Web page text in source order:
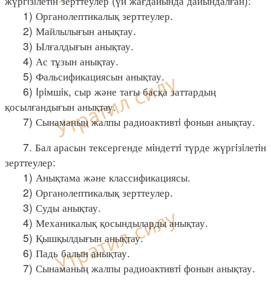
1) Органолептикалық зерттеулер.
2) Майлылығын анықтау.
3) Ылғалдығын анықтау.
4) Ас тұзын анықтау.
5) Фальсификациясын анықтау.
6) Iрiмшiк, сыр және тағы басқа заттардың
қосылғандығын анықтау.
7) Сынаманың жалпы радиоактивтi фонын анықтау.
7. Бал арасын тексергенде мiндеттi түрде жүргiзiлетiн
зерттеулер:
1) Анықтама және классификациясы.
2) Органолептикалық зерттеулер.
3) Суды анықтау.
4) Механикалық қосындыларды анықтау.
5) Қышқылдығын анықтау.
6) Падь балын анықтау.
7) Сынаманың жалпы радиоактивтi фонын анықтау.